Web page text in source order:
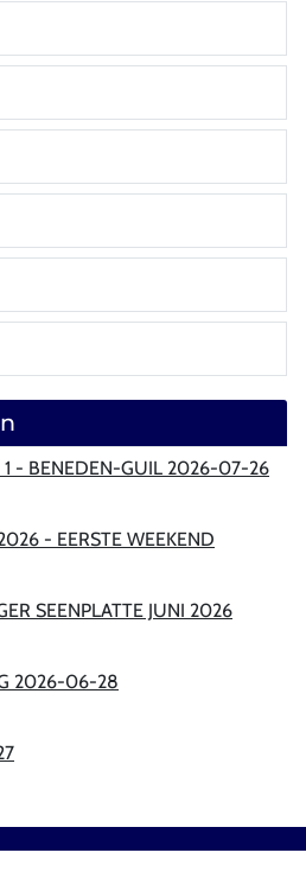
1 - BENEDEN-GUIL 2026-07-26
- EERSTE WEEKEND
SEENPLATTE JUNI 2026
2026-06-28